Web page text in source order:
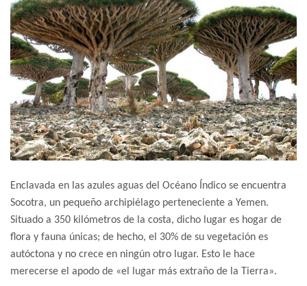
Enclavada en las azules aguas del Océano Índico se encuentra
Socotra, un pequeño archipiélago perteneciente a Yemen.
Situado a 350 kilómetros de la costa, dicho lugar es hogar de
flora y fauna únicas; de hecho, el 30% de su vegetación es
autóctona y no crece en ningún otro lugar. Esto le hace
merecerse el apodo de «el lugar más extraño de la Tierra».